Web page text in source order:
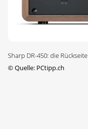
Sharp DR-450: die Rückseite
©Quelle: PCtipp.ch